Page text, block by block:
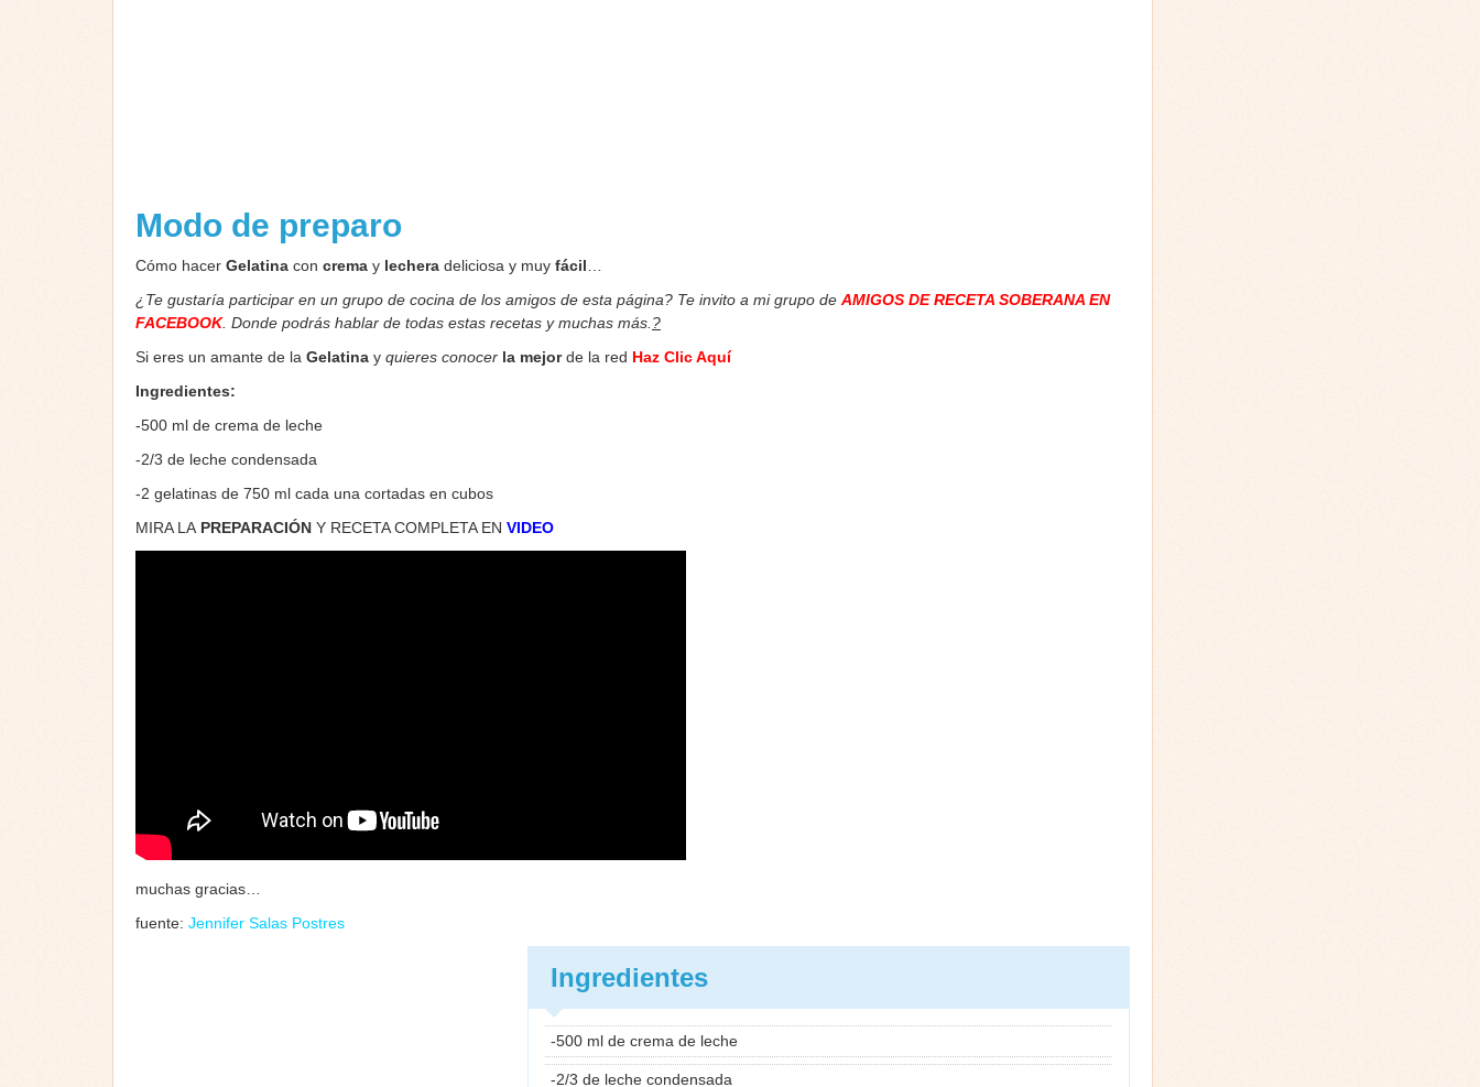
Modo de preparo
Cómo hacer Gelatina con crema y lechera deliciosa y muy fácil
¿Te gustaría participar en un grupo de cocina de los amigos de esta página? Te invito a mi grupo de AMIGOS DE RECETA SOBERANA EN
FACEBOOK. Donde podrás hablar de todas estas recetas y muchas más. ?
Si eres un amante de la Gelatina y quieres conocer la mejorde la red Haz Clic Aquí
Ingredientes:
-500 ml de crema de leche
-2/3 de leche condensada
-2 gelatinas de 750 ml cada una cortadas en cubos
MIRA LA PREPARACIÓN Y RECETA COMPLETA EN VIDEO
muchas gracias…
fuente: Jennifer Salas Postres
Ingredientes
-500 ml de crema de leche
-2/3 de leche condensada